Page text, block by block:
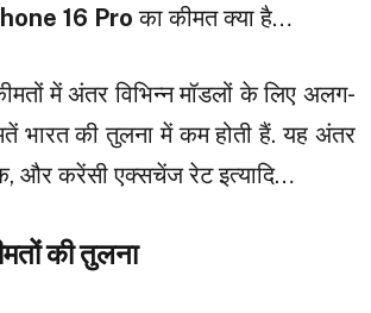
16 Pro का कीमत क्या है…
में अंतर विभिन्न मॉडलों के लिए अलग-
भारत की तुलना में कम होती हैं. यह अंतर
और करेंसी एक्सचेंज रेट इत्यादि…
की तुलना